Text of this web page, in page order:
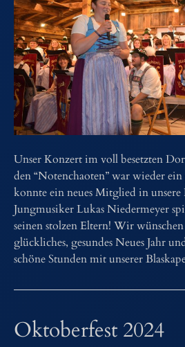
Unser Konzert im voll besetzten
den “Notenchaoten” war wieder
konnte ein neues Mitglied in unsere
Jungmusiker Lukas Niedermeyer
seinen stolzen Eltern! Wir
glückliches, gesundes Neues Jahr
schöne Stunden mit unserer
Oktoberfest 2024